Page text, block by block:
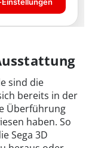
sind die
bereits in der
Überführung
haben. So
Sega 3D